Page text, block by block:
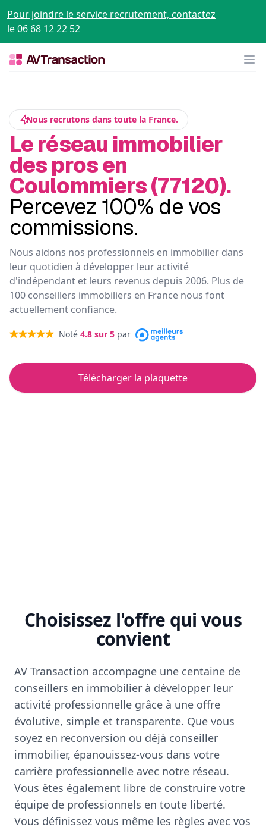
Pour joindre le service recrutement, contactez
le 06 68 12 22 52
Nous recrutons dans toute la France.
Le réseau immobilier
des pros en
Coulommiers (77120).
Percevez 100% de vos
commissions.
Nous aidons nos professionnels en immobilier dans
leur quotidien à développer leur activité
d'indépendant et leurs revenus depuis 2006. Plus de
100 conseillers immobiliers en France nous font
actuellement confiance.
Noté 4.8 sur 5 par
Télécharger la plaquette
Choisissez l'offre qui vous
convient
AV Transaction accompagne une centaine de
conseillers en immobilier à développer leur
activité professionnelle grâce à une offre
évolutive, simple et transparente. Que vous
soyez en reconversion ou déjà conseiller
immobilier, épanouissez-vous dans votre
carrière professionnelle avec notre réseau.
Vous êtes également libre de construire votre
équipe de professionnels en toute liberté.
Vous définissez vous même les règles avec vos